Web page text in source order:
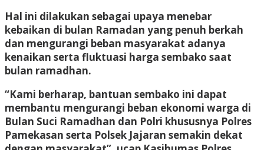
Hal ini dilakukan sebagai upaya menebar
kebaikan di bulan Ramadan yang penuh berkah
dan mengurangi beban masyarakat adanya
kenaikan serta fluktuasi harga sembako saat
bulan ramadhan.
“Kami berharap, bantuan sembako ini dapat
membantu mengurangi beban ekonomi warga di
Bulan Suci Ramadhan dan Polri khususnya Polres
Pamekasan serta Polsek Jajaran semakin dekat